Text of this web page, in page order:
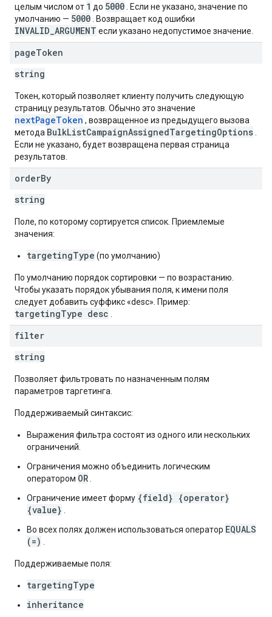
целым числом от 1 до 5000 . Если не указано, значение по
умолчанию — 5000 . Возвращает код ошибки
INVALID_ARGUMENT если указано недопустимое значение.
pageToken
string
Токен, который позволяет клиенту получить следующую
страницу результатов. Обычно это значение
nextPageToken , возвращенное из предыдущего вызова
метода BulkListCampaignAssignedTargetingOptions
Если не указано, будет возвращена первая страница
результатов.
orderBy
string
Поле, по которому сортируется список. Приемлемые
значения:
targetingType (по умолчанию)
По умолчанию порядок сортировки — по возрастанию.
Чтобы указать порядок убывания поля, к имени поля
следует добавить суффикс «desc». Пример:
targetingType desc
filter
string
Позволяет фильтровать по назначенным полям
параметров таргетинга.
Поддерживаемый синтаксис:
Выражения фильтра состоят из одного или нескольких
ограничений.
Ограничения можно объединить логическим
оператором OR
Ограничение имеет форму {field} {operator}
{value}
Во всех полях должен использоваться оператор EQUALS
(=)
Поддерживаемые поля:
targetingType
inheritance